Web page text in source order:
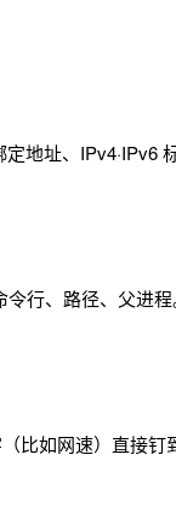
地址、IPv4·IPv6
行、路径、父进
如网速）直接钉